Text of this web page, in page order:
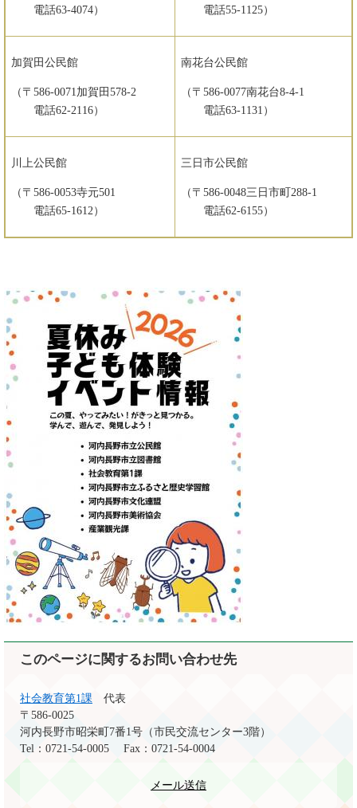
電話63‐4074） 電話55‐1125）
加賀田公民館
（〒586‐0071加賀田578‐2
電話62‐2116）
南花台公民館
（〒586‐0077南花台8‐4‐1
電話63‐1131）
川上公民館
（〒586‐0053寺元501
電話65‐1612）
三日市公民館
（〒586‐0048三日市町288‐1
電話62‐6155）
このページに関するお問い合わせ先
社会教育第1課
代表
〒586-0025
河内長野市昭栄町7番1号（市民交流センター3階）
Tel：0721-54-0005
Fax：0721-54-0004
メール送信